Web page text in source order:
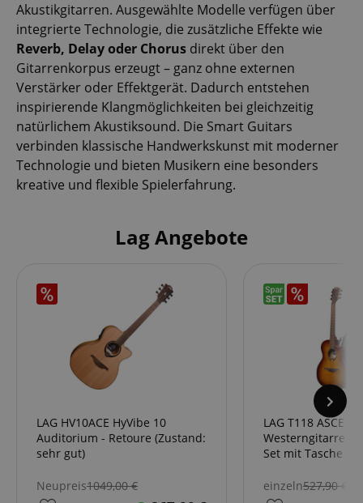
Akustikgitarren. Ausgewählte Modelle verfügen über
integrierte Technologie, die zusätzliche Effekte wie
Reverb, Delay oder Chorus direkt über den
Gitarrenkorpus erzeugt – ganz ohne externen
Verstärker oder Effektgerät. Dadurch entstehen
inspirierende Klangmöglichkeiten bei gleichzeitig
natürlichem Akustiksound. Die Smart Guitars
verbinden klassische Handwerkskunst mit moderner
Technologie und bieten Musikern eine besonders
kreative und flexible Spielerfahrung.
Lag Angebote
LAG HV10ACE HyVibe 10
Auditorium - Retoure (Zustand:
sehr gut)
Neupreis1049,00€
LAG T118 ASCE
Westerngitarre
Set mit Tasche
einzeln527,90€